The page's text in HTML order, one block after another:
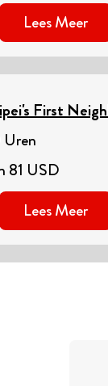
Lees Meer
First
Uren
81 USD
Lees Meer